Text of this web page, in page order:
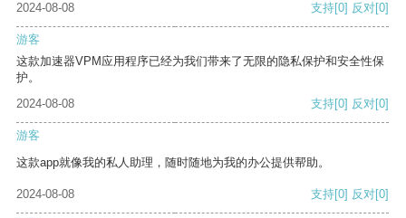
2024-08-08
支持[0] 反对[0]
游客
这款加速器VPM应用程序已经为我们带来了无限的隐私保护和安全性保
护。
2024-08-08
支持[0] 反对[0]
游客
这款app就像我的私人助理，随时随地为我的办公提供帮助。
2024-08-08 支持[0] 反对[0]